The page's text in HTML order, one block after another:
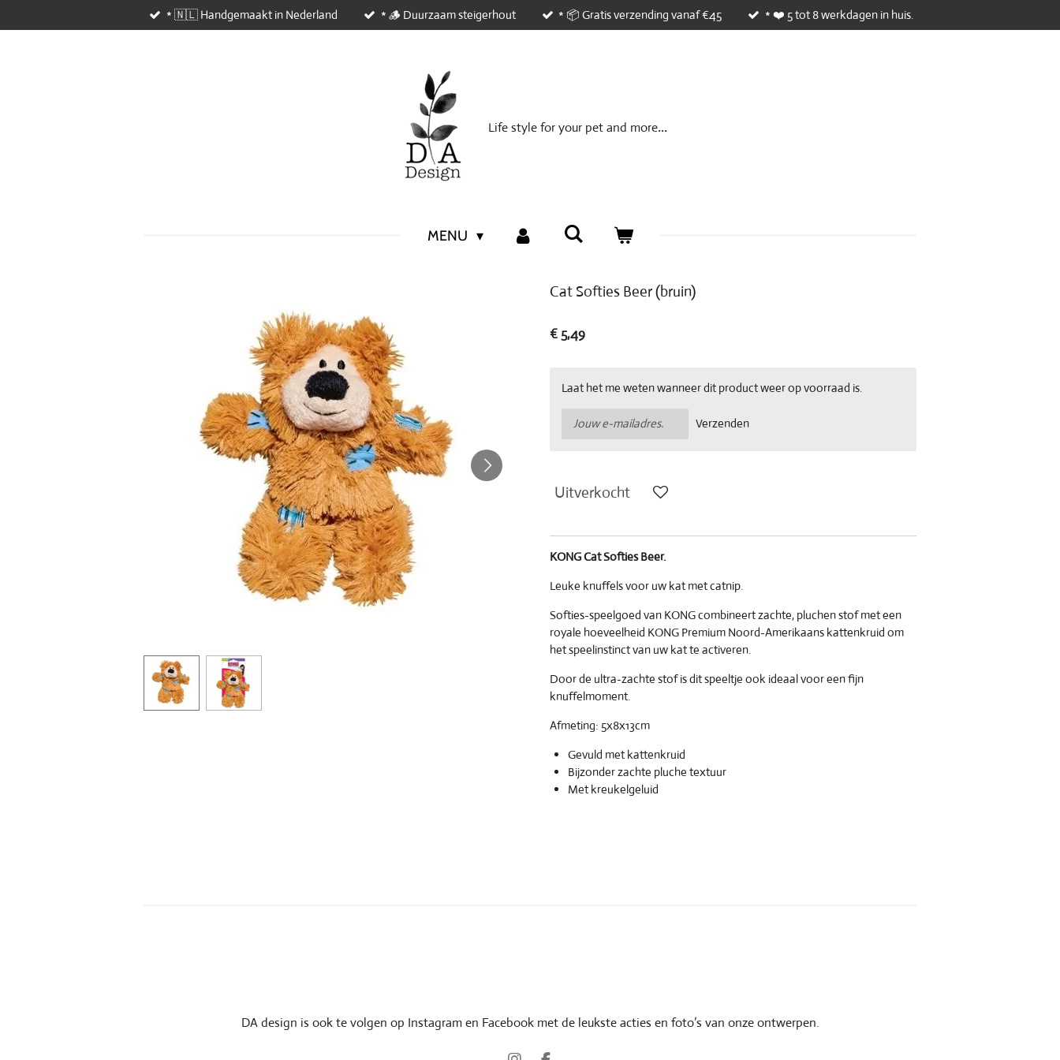
direct
* 🇳🇱 Handgemaakt in Nederland * 🪵 Duurzaam steigerhout * 📦 Gratis verzending vanaf €45 * ❤️ 5 tot 8 werkdagen in huis.
Life style for your pet and more...
MENU
Cat Softies Beer (bruin)
€ 5,49
Laat het me weten wanneer dit product weer op voorraad is.
Verzenden
Uitverkocht
KONG Cat Softies Beer.
Leuke knuffels voor uw kat met catnip.
Softies-speelgoed van KONG combineert zachte, pluchen stof met een
royale hoeveelheid KONG Premium Noord-Amerikaans kattenkruid om
het speelinstinct van uw kat te activeren.
Door de ultra-zachte stof is dit speeltje ook ideaal voor een fijn
knuffelmoment.
Afmeting: 5x8x13cm
Gevuld met kattenkruid
Bijzonder zachte pluche textuur
Met kreukelgeluid
DA design is ook te volgen op Instagram en Facebook met de leukste acties en foto’s van onze ontwerpen.